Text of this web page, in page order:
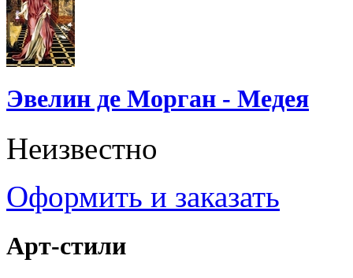
Эвелин де Морган - Медея
Неизвестно
Оформить и заказать
Арт-стили